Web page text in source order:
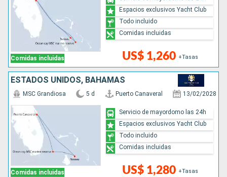
Comidas incluidas US$ 1,260 +Tasas
Espacios exclusivos Yacht Club
Todo incluido
Comidas incluidas
ESTADOS UNIDOS, BAHAMAS
Comidas incluidas
MSC Grandiosa 5 d Puerto Canaveral 13/02/2028
US$ 1,280 +Tasas
Servicio de mayordomo las 24h
Espacios exclusivos Yacht Club
Todo incluido
Comidas incluidas